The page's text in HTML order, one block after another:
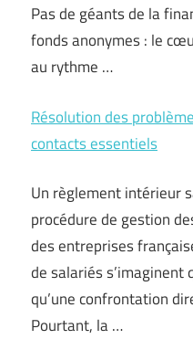
Pas de géants de la
fonds anonymes : le
au rythme …
Résolution des
contacts essentiels
Un règlement intérieur
procédure de gestion
des entreprises
de salariés s’imaginent
qu’une confrontation
Pourtant, la …